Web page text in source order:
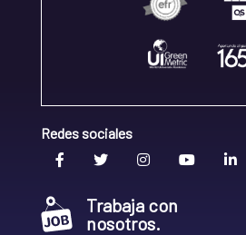
Redes sociales
Trabaja con
nosotros.